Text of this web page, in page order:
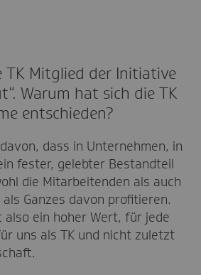
TK Mitglied der Initiative
Warum hat sich die TK
entschieden?
dass in Unternehmen, in
fester, gelebter Bestandteil
die Mitarbeitenden als auch
Ganzes davon profitieren.
also ein hoher Wert, für jede
uns als TK und nicht zuletzt